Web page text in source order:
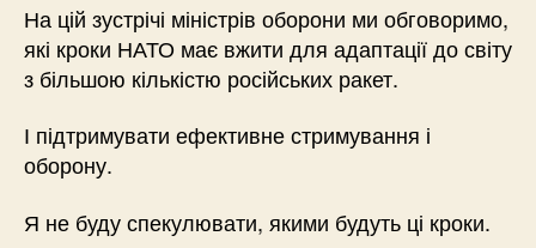
На цій зустрічі міністрів оборони ми обговоримо,
які кроки НАТО має вжити для адаптації до світу
з більшою кількістю російських ракет.
І підтримувати ефективне стримування і
оборону.
Я не буду спекулювати, якими будуть ці кроки.